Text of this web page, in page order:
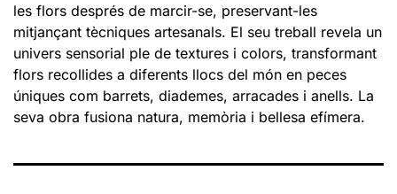
les flors després de marcir-se, preservant-les
mitjançant tècniques artesanals. El seu treball revela un
univers sensorial ple de textures i colors, transformant
flors recollides a diferents llocs del món en peces
úniques com barrets, diademes, arracades i anells. La
seva obra fusiona natura, memòria i bellesa efímera.